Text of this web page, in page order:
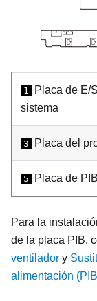
1
Placa de E/
sistema
3 Placa del
5 Placa de PIB
Para la
de la placa PIB,
ventilador y
alimentación